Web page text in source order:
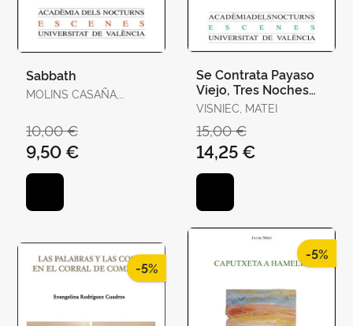
Sabbath
MOLINS CASAÑA,
10,00 €
9,50 €
Se Contrata Payaso
Viejo, Tres Noches
con Madox y Otras
Obras Cortas
VISNIEC, MATEI
15,00 €
14,25 €
-5%
-5%